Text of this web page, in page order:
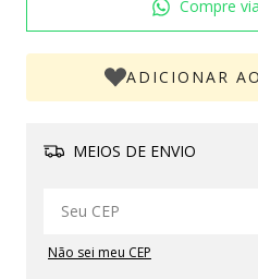
Compre
ADICIONAR
MEIOS DE ENVIO
Não sei meu CEP